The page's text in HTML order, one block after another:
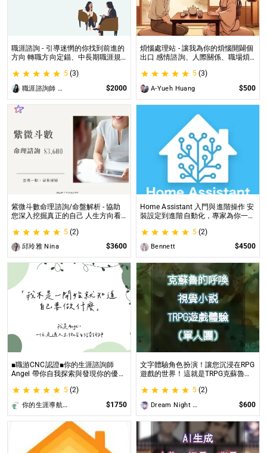
職涯諮詢 - 引導迷惘的你找到前進的
方向 轉職方向定錨、中長期職涯規
5 (3)
職涯諮詢師 阿紫 $2000
煩惱處理站 - 讓我為你的煩惱開闢個
出口 感情諮詢、人際關係、職場煩
5 (3)
A-Yueh Huang $500
紫微斗數命理諮詢/命盤解析 - 協助
您深入挖掘真正的自己 人生方向看
璀璨一生
5 (2)
邱玲雅 Nina $3600
Home Assistant 入門與進階操作 安
裝設定到進階自動化，專家為你一對
5 (2)
Bennett $4500
■職游CNC認證■你的生涯諮詢師
Angel 帶你自我探索與發現你的優勢
生涯諮詢師 Angel 為你服務😊
5 (2)
你的生涯導航諮詢師Angel $1750
文字體驗角色扮演！讓您沉浸在RPG
遊戲的世界！這就是TRPG克蘇魯的
驗桌上型角色扮演遊戲（TRPG）的
玩家所開設的體驗項目。
5 (2)
Dream Night Butterfly $600